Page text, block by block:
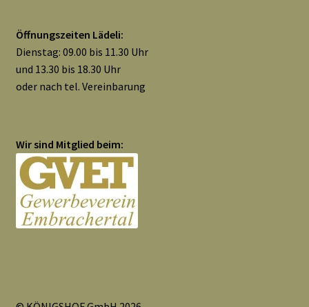
Öffnungszeiten Lädeli:
Dienstag: 09.00 bis 11.30 Uhr
und 13.30 bis 18.30 Uhr
oder nach tel. Vereinbarung
Wir sind Mitglied beim: